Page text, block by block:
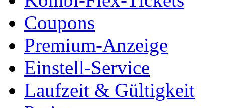
Coupons
Premium-Anzeige
Einstell-Service
Laufzeit & Gültigkeit